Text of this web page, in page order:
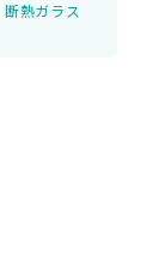
断熱ガラス